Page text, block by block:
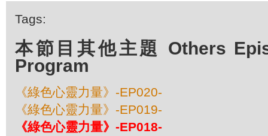
Tags:
本節目其他主題 Others
Program
《綠色心靈力量》-EP020-
《綠色心靈力量》-EP019-
《綠色心靈力量》-EP018-